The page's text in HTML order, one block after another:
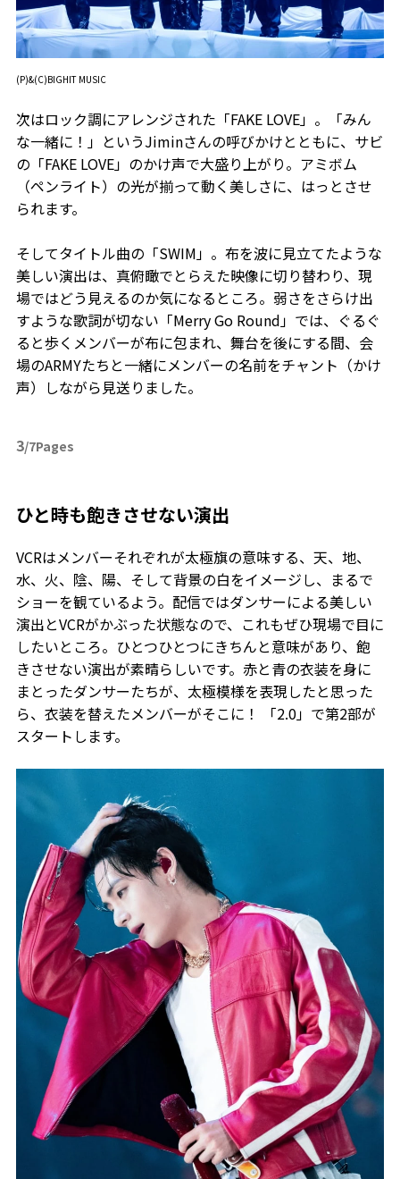
(P)&(C)BIGHIT MUSIC
次はロック調にアレンジされた「FAKE LOVE」。「みん
な一緒に！」というJiminさんの呼びかけとともに、サビ
の「FAKE LOVE」のかけ声で大盛り上がり。アミボム
（ペンライト）の光が揃って動く美しさに、はっとさせ
られます。
そしてタイトル曲の「SWIM」。布を波に見立てたような
美しい演出は、真俯瞰でとらえた映像に切り替わり、現
場ではどう見えるのか気になるところ。弱さをさらけ出
すような歌詞が切ない「Merry Go Round」では、ぐるぐ
ると歩くメンバーが布に包まれ、舞台を後にする間、会
場のARMYたちと一緒にメンバーの名前をチャント（かけ
声）しながら見送りました。
3/7Pages
ひと時も飽きさせない演出
VCRはメンバーそれぞれが太極旗の意味する、天、地、
水、火、陰、陽、そして背景の白をイメージし、まるで
ショーを観ているよう。配信ではダンサーによる美しい
演出とVCRがかぶった状態なので、これもぜひ現場で目に
したいところ。ひとつひとつにきちんと意味があり、飽
きさせない演出が素晴らしいです。赤と青の衣装を身に
まとったダンサーたちが、太極模様を表現したと思った
ら、衣装を替えたメンバーがそこに！ 「2.0」で第2部が
スタートします。